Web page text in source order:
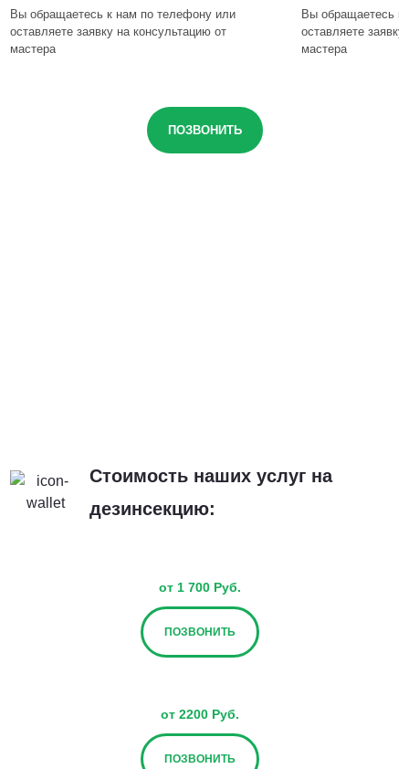
Вы обращаетесь к нам по телефону или
оставляете заявку на консультацию от
мастера
Вы обращаетесь
оставляете
мастера
ПОЗВОНИТЬ
Стоимость наших услуг на
дезинсекцию:
от 1 700 Руб.
ПОЗВОНИТЬ
от 2200 Руб.
ПОЗВОНИТЬ